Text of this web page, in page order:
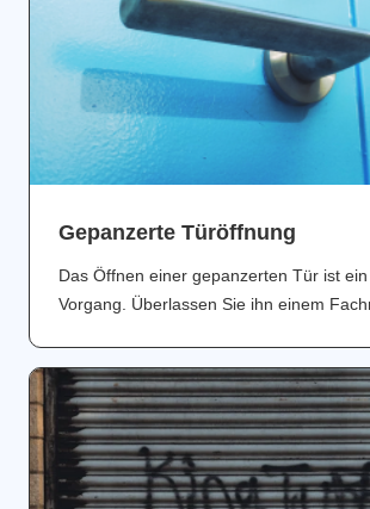
Gepanzerte Türöffnung
Das Öffnen einer gepanzerten Tür ist
Vorgang. Überlassen Sie ihn einem